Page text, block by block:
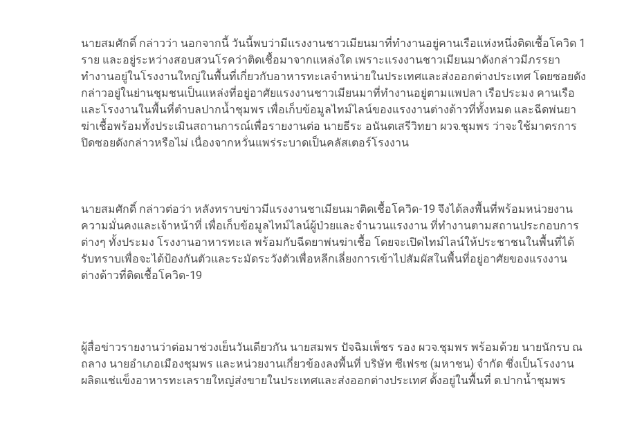
นายสมศักดิ์ กล่าวว่า นอกจากนี้ วันนี้พบว่ามีแรงงานชาวเมียนมาที่ทำงานอยู่คานเรือแห่งหนึ่งติดเชื้อโควิด 1
ราย และอยู่ระหว่างสอบสวนโรคว่าติดเชื้อมาจากแหล่งใด เพราะแรงงานชาวเมียนมาดังกล่าวมีภรรยา
ทำงานอยู่ในโรงงานใหญ่ในพื้นที่เกี่ยวกับอาหารทะเลจำหน่ายในประเทศและส่งออกต่างประเทศ โดยซอยดัง
กล่าวอยู่ในย่านชุมชนเป็นแหล่งที่อยู่อาศัยแรงงานชาวเมียนมาที่ทำงานอยู่ตามแพปลา เรือประมง คานเรือ
และโรงงานในพื้นที่ตำบลปากน้ำชุมพร เพื่อเก็บข้อมูลไทม์ไลน์ของแรงงานต่างด้าวที่ทั้งหมด และฉีดพ่นยา
ฆ่าเชื้อพร้อมทั้งประเมินสถานการณ์เพื่อรายงานต่อ นายธีระ อนันตเสรีวิทยา ผวจ.ชุมพร ว่าจะใช้มาตรการ
ปิดซอยดังกล่าวหรือไม่ เนื่องจากหวั่นแพร่ระบาดเป็นคลัสเตอร์โรงงาน
นายสมศักดิ์ กล่าวต่อว่า หลังทราบข่าวมีแรงงานชาเมียนมาติดเชื้อโควิด-19 จึงได้ลงพื้นที่พร้อมหน่วยงาน
ความมั่นคงและเจ้าหน้าที่ เพื่อเก็บข้อมูลไทม์ไลน์ผู้ป่วยและจำนวนแรงงาน ที่ทำงานตามสถานประกอบการ
ต่างๆ ทั้งประมง โรงงานอาหารทะเล พร้อมกับฉีดยาพ่นฆ่าเชื้อ โดยจะเปิดไทม์ไลน์ให้ประชาชนในพื้นที่ได้
รับทราบเพื่อจะได้ป้องกันตัวและระมัดระวังตัวเพื่อหลีกเลี่ยงการเข้าไปสัมผัสในพื้นที่อยู่อาศัยของแรงงาน
ต่างด้าวที่ติดเชื้อโควิด-19
ผู้สื่อข่าวรายงานว่าต่อมาช่วงเย็นวันเดียวกัน นายสมพร ปัจฉิมเพ็ชร รอง ผวจ.ชุมพร พร้อมด้วย นายนักรบ ณ
ถลาง นายอำเภอเมืองชุมพร และหน่วยงานเกี่ยวข้องลงพื้นที่ บริษัท ซีเฟรซ (มหาชน) จำกัด ซึ่งเป็นโรงงาน
ผลิดแช่แข็งอาหารทะเลรายใหญ่ส่งขายในประเทศและส่งออกต่างประเทศ ตั้งอยู่ในพื้นที่ ต.ปากน้ำชุมพร